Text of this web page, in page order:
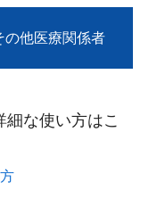
の他医療関係者
な使い方はこ